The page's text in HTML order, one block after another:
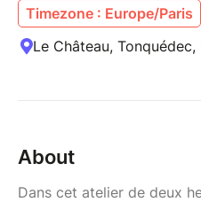
Timezone : Europe/Paris
Le Château, Tonquédec,
About
Dans cet atelier de deux